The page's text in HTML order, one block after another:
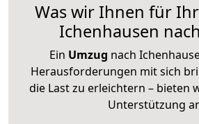
Was wir Ihnen für
Ichenhausen
Ein Umzug nach
Herausforderungen mit sich
die Last zu erleichtern – bieten
Unterstützung